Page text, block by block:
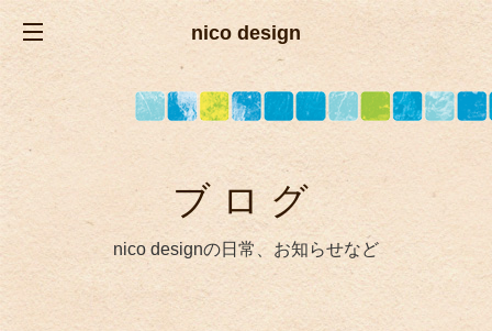
nico design
ブログ
nico designの日常、お知らせなど